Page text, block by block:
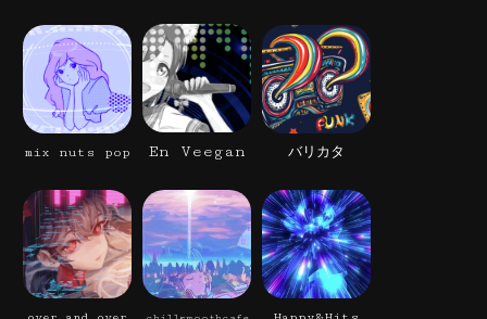
mix nuts pop En Veegan バリカタ